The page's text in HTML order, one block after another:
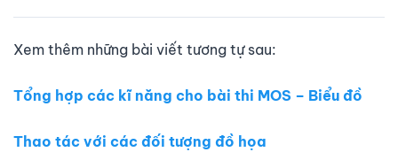
Xem thêm những bài viết tương tự sau:
Tổng hợp các kĩ năng cho bài thi MOS – Biểu đồ
Thao tác với các đối tượng đồ họa